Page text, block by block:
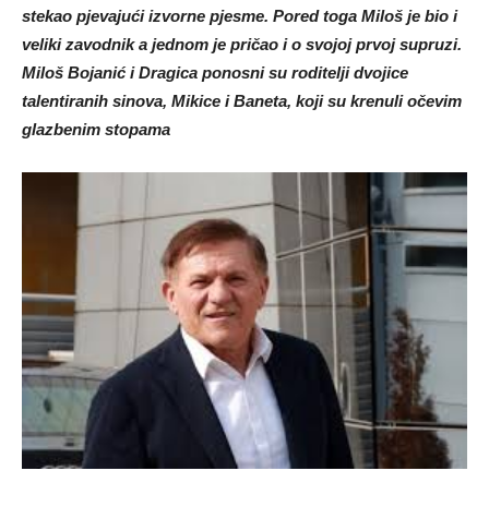
stekao pjevajući izvorne pjesme. Pored toga Miloš je bio i
veliki zavodnik a jednom je pričao i o svojoj prvoj supruzi.
Miloš Bojanić i Dragica ponosni su roditelji dvojice
talentiranih sinova, Mikice i Baneta, koji su krenuli očevim
glazbenim stopama